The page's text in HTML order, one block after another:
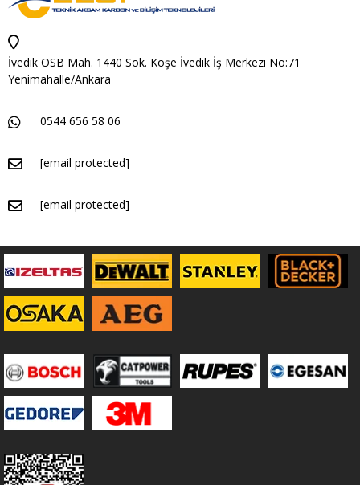
İvedik OSB Mah. 1440 Sok. Köşe İvedik İş Merkezi No:71
Yenimahalle/Ankara
0544 656 58 06
[email protected]
[email protected]